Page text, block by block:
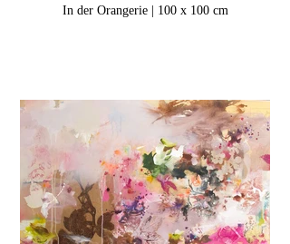
In der Orangerie | 100 x 100 cm